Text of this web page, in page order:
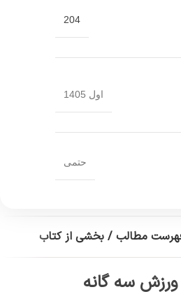
204
اول 1405
حتمی
مطالب / بخشی از کتاب
ورزش سه گانه